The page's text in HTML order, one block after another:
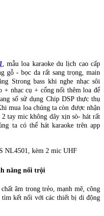
, mẫu loa karaoke du lịch cao cấp
gỗ - bọc da rất sang trọng, main
Strong bass khi nghe nhạc sôi
+ nhạc cụ + cổng nối thêm loa để
số sử dụng Chip DSP thực thụ
mua loa chúng ta còn được nhận
tay mic không dây xịn sò- hát rất
ta có thể hát karaoke trên app
năng nổi trội
âm trong trẻo, mạnh mẽ, công
tìm kết nối với các thiết bị di động